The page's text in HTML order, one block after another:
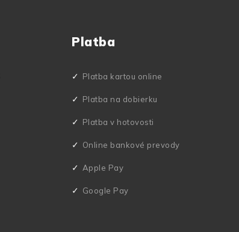
Platba
Platba kartou online
Platba na dobierku
Platba v hotovosti
Online bankové prevody
Apple Pay
Google Pay